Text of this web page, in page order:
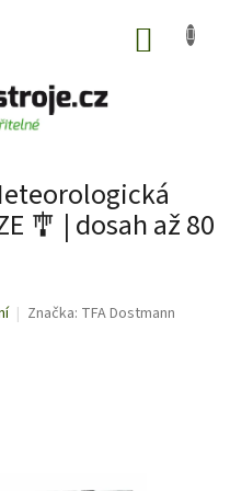
🎐 | dosah až 80
Značka: TFA Dostmann